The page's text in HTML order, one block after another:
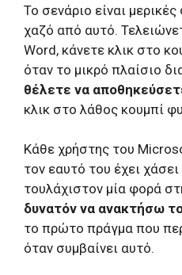
Το σενάριο είναι
χαζό από αυτό.
Word, κάνετε κλικ στο
όταν το μικρό πλαίσιο
θέλετε να
κλικ στο λάθος κουμπί
Κάθε χρήστης του
τον εαυτό του έχει
τουλάχιστον μία φορά
δυνατόν να ανακτήσω
το πρώτο πράγμα που
όταν συμβαίνει αυτό.